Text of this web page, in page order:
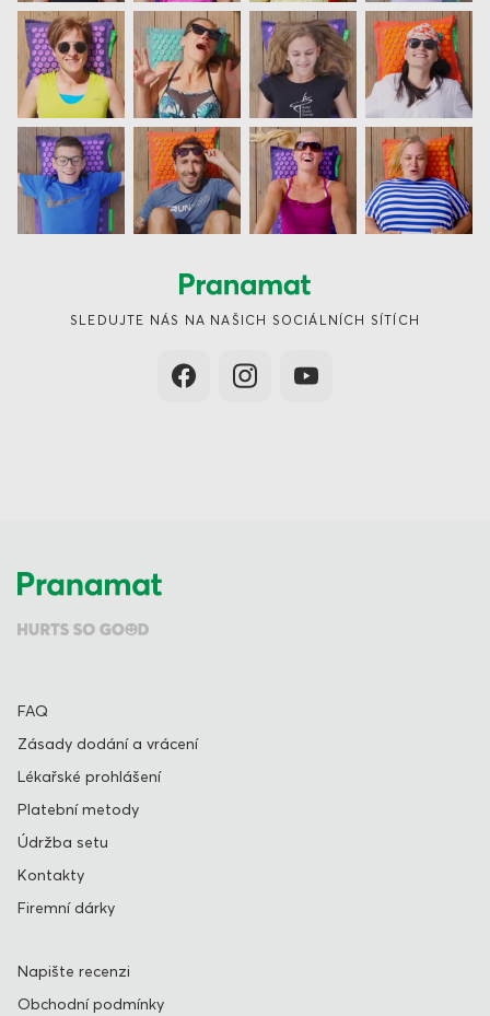
SLEDUJTE NÁS NA NAŠICH SOCIÁLNÍCH SÍTÍCH
FAQ
Zásady dodání a vrácení
Lékařské prohlášení
Platební metody
Údržba setu
Kontakty
Firemní dárky
Napište recenzi
Obchodní podmínky